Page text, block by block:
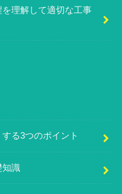
理解して適切な工事
る3つのポイント
知識